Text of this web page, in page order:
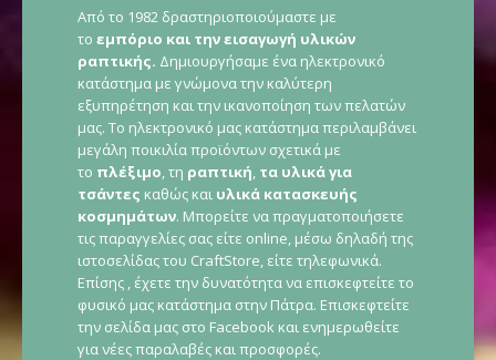
Από το 1982 δραστηριοποιούμαστε με
το εμπόριο και την εισαγωγή υλικών
ραπτικής. Δημιουργήσαμε ένα ηλεκτρονικό
κατάστημα με γνώμονα την καλύτερη
εξυπηρέτηση και την ικανοποίηση των πελατών
μας. Το ηλεκτρονικό μας κατάστημα περιλαμβάνει
μεγάλη ποικιλία προϊόντων σχετικά με
το πλέξιμο, τη ραπτική, τα υλικά για
τσάντες καθώς και υλικά κατασκευής
κοσμημάτων. Μπορείτε να πραγματοποιήσετε
τις παραγγελίες σας είτε online, μέσω δηλαδή της
ιστοσελίδας του CraftStore, είτε τηλεφωνικά.
Επίσης , έχετε την δυνατότητα να επισκεφτείτε το
φυσικό μας κατάστημα στην Πάτρα. Επισκεφτείτε
την σελίδα μας στο Facebook και ενημερωθείτε
για νέες παραλαβές και προσφορές.